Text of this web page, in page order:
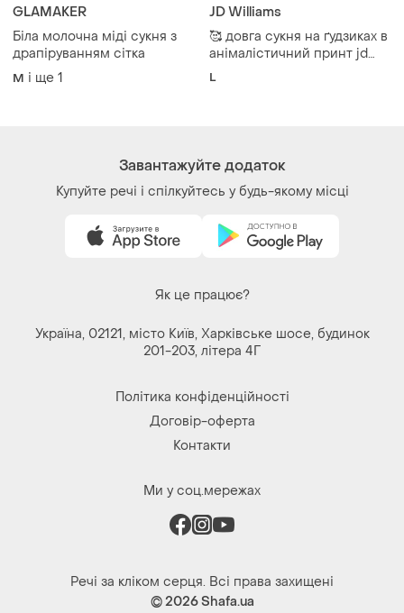
GLAMAKER
Біла молочна міді сукня з
драпіруванням сітка
M і ще 1
JD Williams
🥰 довга сукня на ґудзиках в
анімалістичний принт jd
williams
L
Завантажуйте додаток
Купуйте речі і спілкуйтесь у будь-якому місці
Як це працює?
Україна, 02121, місто Київ, Харківське шосе, будинок
201-203, літера 4Г
Політика конфіденційності
Договір-оферта
Контакти
Ми у соц.мережах
Речі за кліком серця. Всі права захищені
© 2026Shafa.ua